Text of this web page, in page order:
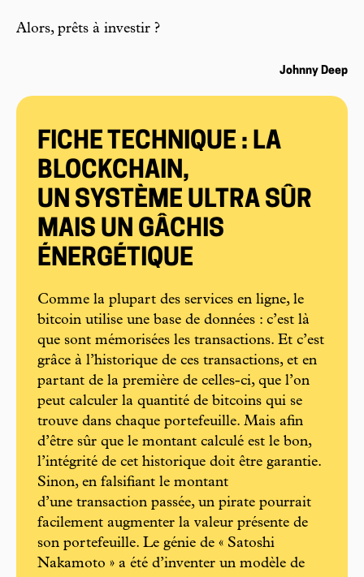
Alors, prêts à investir ?
Johnny Deep
FICHE TECHNIQUE : LA
BLOCKCHAIN,
UN SYSTÈME ULTRA SÛR
MAIS UN GÂCHIS
ÉNERGÉTIQUE
Comme la plupart des services en ligne, le
bitcoin utilise une base de données : c’est là
que sont mémorisées les transactions. Et c’est
grâce à l’historique de ces transactions, et en
partant de la première de celles-ci, que l’on
peut calculer la quantité de bitcoins qui se
trouve dans chaque portefeuille. Mais afin
d’être sûr que le montant calculé est le bon,
l’intégrité de cet historique doit être garantie.
Sinon, en falsifiant le montant
d’une transaction passée, un pirate pourrait
facilement augmenter la valeur présente de
son portefeuille. Le génie de « Satoshi
Nakamoto » a été d’inventer un modèle de